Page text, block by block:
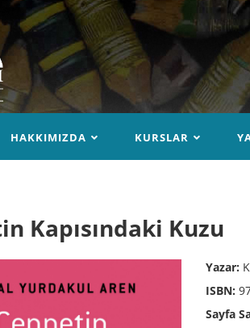
HAKKIMIZDA KURSLAR
Kapısındaki Kuzu
Yazar:
ISBN:
Sayfa